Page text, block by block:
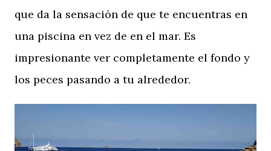
que da la sensación de que te encuentras en
una piscina en vez de en el mar. Es
impresionante ver completamente el fondo y
los peces pasando a tu alrededor.